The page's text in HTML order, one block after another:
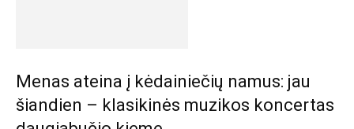
Menas ateina į kėdainiečių namus: jau
šiandien – klasikinės muzikos koncertas